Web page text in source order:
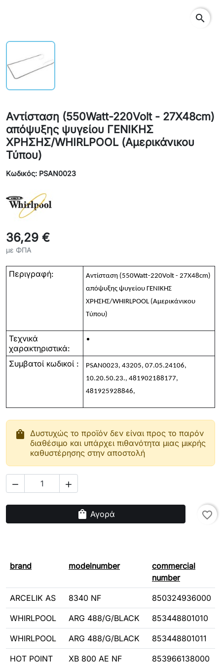
search
Αντίσταση (550Watt-220Volt - 27X48cm)
απόψυξης ψυγείου ΓΕΝΙΚΗΣ
ΧΡΗΣΗΣ/WHIRLPOOL (Αμερικάνικου
Τύπου)
Κωδικός: PSAN0023
36,29 €
με ΦΠΑ
Περιγραφή:
Αντίσταση (550Watt-220Volt - 27X48cm)
απόψυξης ψυγείου ΓΕΝΙΚΗΣ
ΧΡΗΣΗΣ/WHIRLPOOL (Αμερικάνικου
Τύπου)
Τεχνικά
χαρακτηριστικά:
Συμβατοί κωδικοί :
PSAN0023, 43205, 07.05.24106,
10.20.50.23., 481902188177,
481925928846,
shopping_bag Δυστυχώς το προϊόν δεν είναι προς το παρόν
διαθέσιμο και υπάρχει πιθανότητα μιας μικρής
καθυστέρησης στην αποστολή
 
shopping_bag Αγορά favorite_border
brand modelnumber
commercial
number
ARCELIK AS 8340 NF 850324936000
WHIRLPOOL ARG 488/G/BLACK 853448801010
WHIRLPOOL ARG 488/G/BLACK 853448801011
HOT POINT
XB 800 AE NF
853966138000